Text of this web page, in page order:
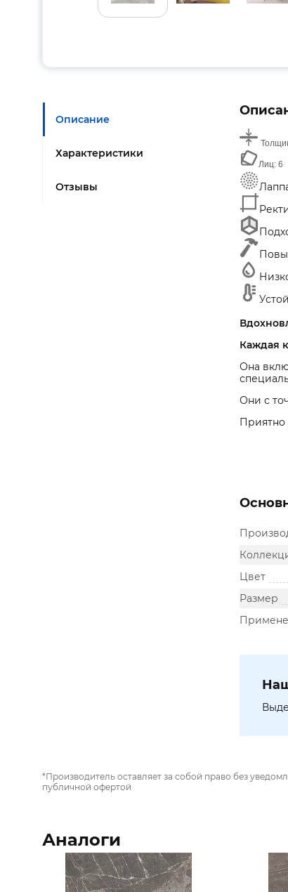
Описание
Характеристики
Отзывы
Лиц: 6
Каждая
Она
Они с
Приятно
Цвет
Размер
*Производитель оставляет за собой право без
публичной офертой
Аналоги